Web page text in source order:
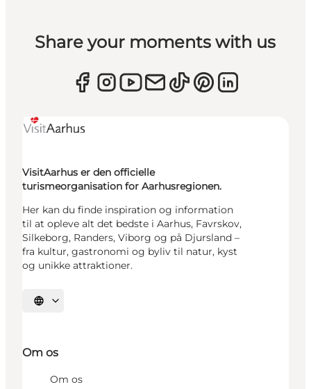
Share your moments with us
VisitAarhus er den officielle
turismeorganisation for Aarhusregionen.
Her kan du finde inspiration og information
til at opleve alt det bedste i Aarhus, Favrskov,
Silkeborg, Randers, Viborg og på Djursland –
fra kultur, gastronomi og byliv til natur, kyst
og unikke attraktioner.
Vælg sprog
Om os
Om os